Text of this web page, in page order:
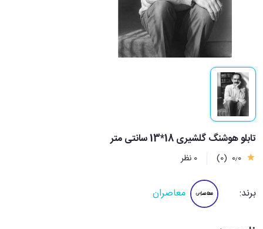
تابلو هوشنگ گلشیری 18*13 سانتی متر
0٫0 (0) 0 نظر
برند: معاصران